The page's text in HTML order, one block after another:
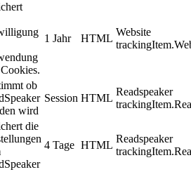
1 Jahr HTML
Website
ob
wird
Session HTML
Readspeaker
die
4 Tage HTML
Readspeaker